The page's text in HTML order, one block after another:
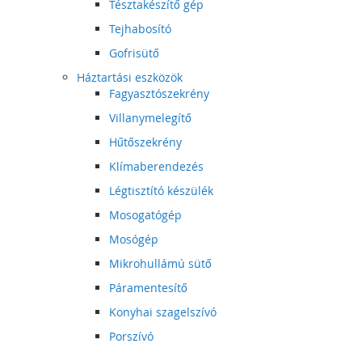
Tésztakészítő gép
Tejhabosító
Gofrisütő
Háztartási eszközök
Fagyasztószekrény
Villanymelegítő
Hűtőszekrény
Klímaberendezés
Légtisztító készülék
Mosogatógép
Mosógép
Mikrohullámú sütő
Páramentesítő
Konyhai szagelszívó
Porszívó